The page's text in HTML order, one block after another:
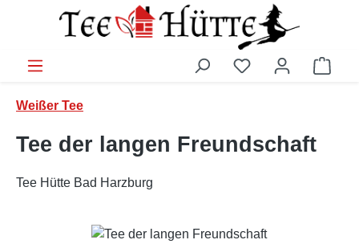
Zum Hauptinhalt springen
Weißer Tee
Tee der langen Freundschaft
Tee Hütte Bad Harzburg
Bildergalerie überspringen